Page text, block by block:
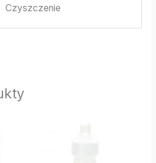
Czyszczenie